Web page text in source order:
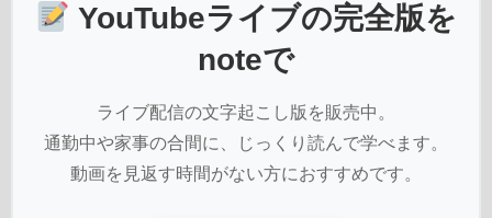
YouTubeライブの完全版を
noteで
ライブ配信の文字起こし版を販売中。
通勤中や家事の合間に、じっくり読んで学べます。
動画を見返す時間がない方におすすめです。